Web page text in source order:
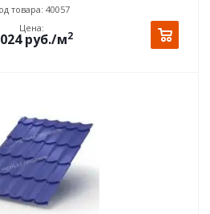
товара: 40057
Цена:
руб./м2